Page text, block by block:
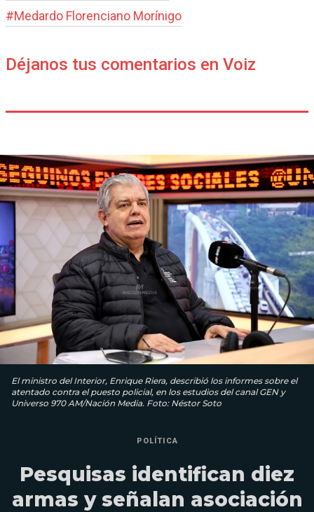
#Medardo Florenciano Morínigo
Déjanos tus comentarios en Voiz
El ministro del Interior, Enrique Riera, describió los informes sobre el
atentado contra el puesto policial, en los estudios del canal GEN y
Universo 970 AM/Nación Media. Foto: Néstor Soto
POLÍTICA
Pesquisas identifican diez
armas y señalan asociación